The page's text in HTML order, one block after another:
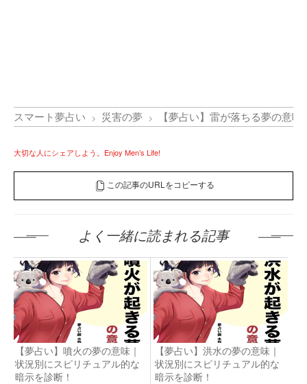
スマート夢占い 災害の夢 【夢占い】雷が落ちる夢の意
大切な人にシェアしよう。Enjoy Men’s Life!
この記事のURLをコピーする
よく一緒に読まれる記事
【夢占い】噴火の夢の意味｜
状況別にスピリチュアル的な
暗示を診断！
【夢占い】洪水の夢の意味｜
状況別にスピリチュアル的な
暗示を診断！